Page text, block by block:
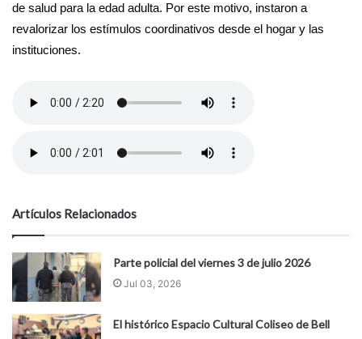
de salud para la edad adulta. Por este motivo, instaron a
revalorizar los estímulos coordinativos desde el hogar y las
instituciones.
Artículos Relacionados
Parte policial del viernes 3 de julio 2026
Jul 03, 2026
El histórico Espacio Cultural Coliseo de Bell